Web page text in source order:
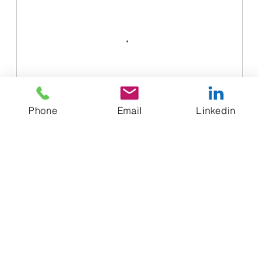
Phone Email Linkedin